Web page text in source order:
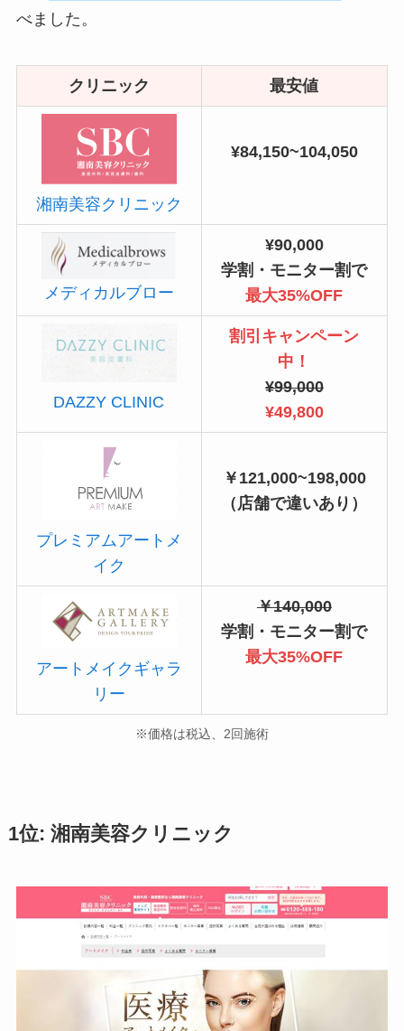
べました。
クリニック 最安値
湘南美容クリニック
¥84,150~104,050
メディカルブロー
¥90,000
学割・モニター割で
最大35%OFF
DAZZY CLINIC
割引キャンペーン
中！
¥99,000
¥49,800
プレミアムアートメ
イク
￥121,000~198,000
（店舗で違いあり）
アートメイクギャラ
リー
￥140,000
学割・モニター割で
最大35%OFF
※価格は税込、2回施術
1位: 湘南美容クリニック